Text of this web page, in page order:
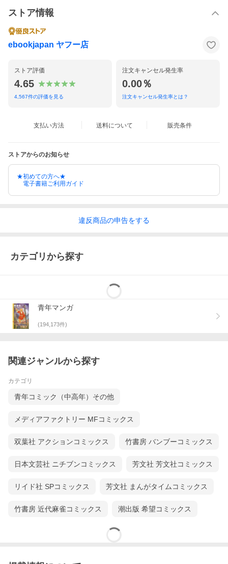
ストア情報
ebookjapan ヤフー店
ストア評価
4.65
4,567件の評価を見る
注文キャンセル発生率
0.00％
注文キャンセル発生率とは？
支払い方法 送料について 販売条件
ストアからのお知らせ
★初めての方へ★
電子書籍ご利用ガイド
違反商品の申告をする
カテゴリから探す
青年マンガ
(194,173件)
関連ジャンルから探す
カテゴリ
青年コミック（中高年）その他
メディアファクトリー MFコミックス
双葉社 アクションコミックス 竹書房 バンブーコミックス
日本文芸社 ニチブンコミックス 芳文社 芳文社コミックス
リイド社 SPコミックス 芳文社 まんがタイムコミックス
竹書房 近代麻雀コミックス 潮出版 希望コミックス